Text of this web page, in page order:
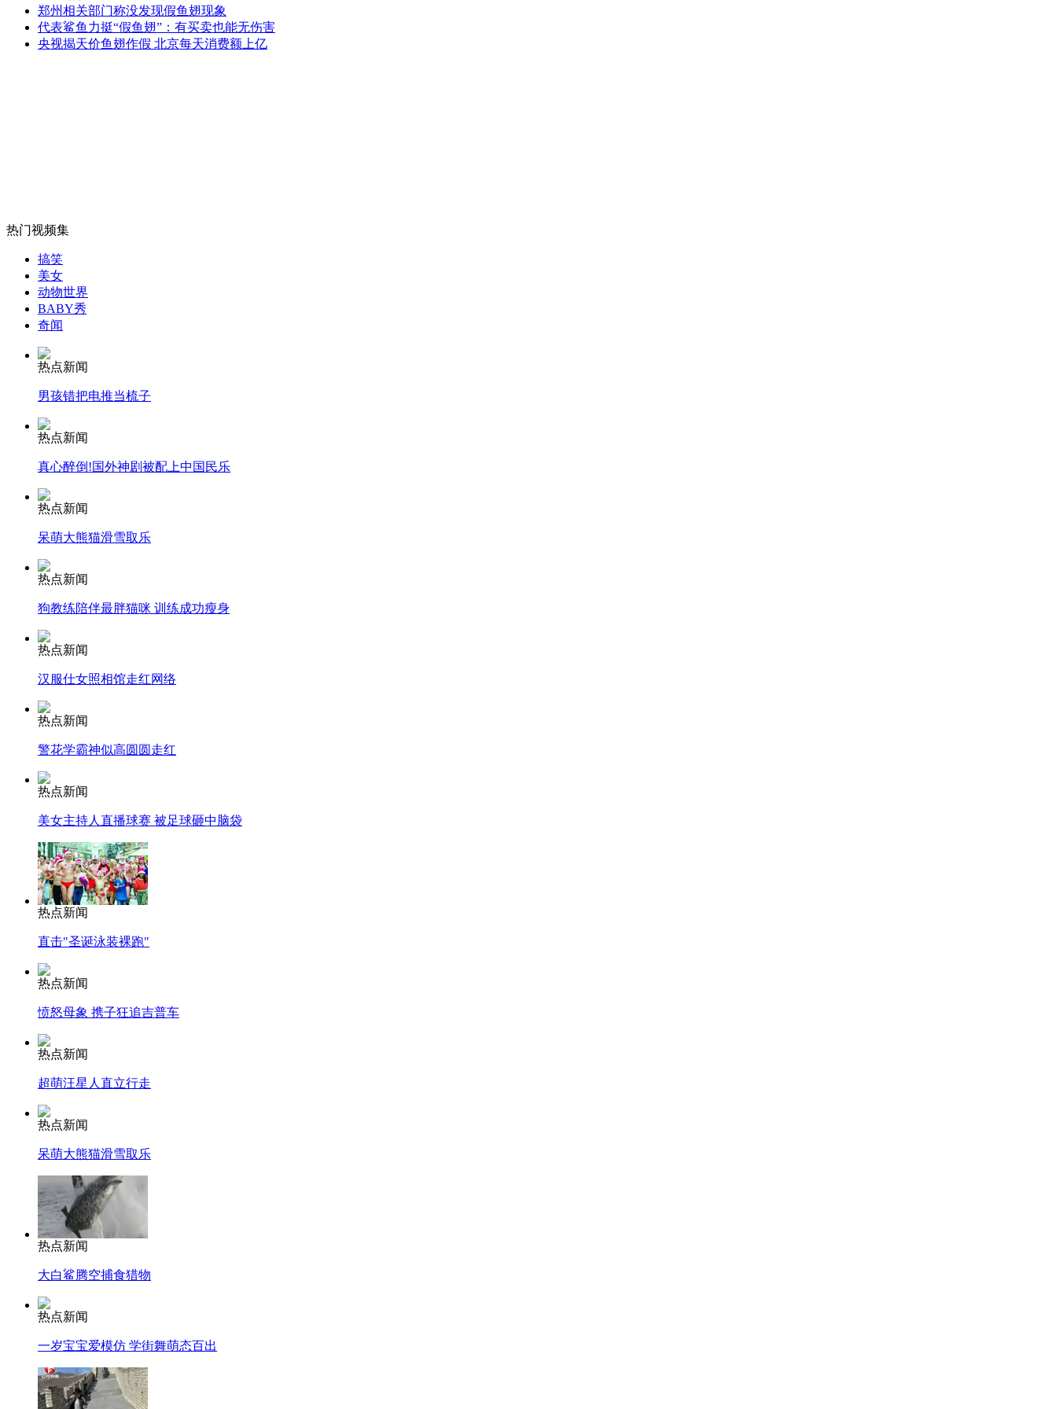
浙江一栋楼房横跨桥上被要求整改
外交部：反对强权政治霸凌主义
外交部：有关国家言论片面不公正
安徽一实载49人客车翻车
消防员救轻生者 花炮节热闹非凡
司机酒驾遇交警 急速倒车逃窜
郑州相关部门称没发现假鱼翅现象
代表鲨鱼力挺“假鱼翅”：有买卖也能无伤害
央视揭天价鱼翅作假 北京每天消费额上亿
热门视频集
搞笑
美女
动物世界
BABY秀
奇闻
热点新闻
男孩错把电推当梳子
热点新闻
真心醉倒!国外神剧被配上中国民乐
热点新闻
呆萌大熊猫滑雪取乐
热点新闻
狗教练陪伴最胖猫咪 训练成功瘦身
热点新闻
汉服仕女照相馆走红网络
热点新闻
警花学霸神似高圆圆走红
热点新闻
美女主持人直播球赛 被足球砸中脑袋
热点新闻
直击"圣诞泳装裸跑"
热点新闻
愤怒母象 携子狂追吉普车
热点新闻
超萌汪星人直立行走
热点新闻
呆萌大熊猫滑雪取乐
热点新闻
大白鲨腾空捕食猎物
热点新闻
一岁宝宝爱模仿 学街舞萌态百出